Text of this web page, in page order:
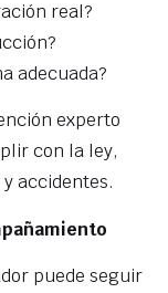
real?
adecuada?
experto
con la ley,
accidentes.
puede seguir